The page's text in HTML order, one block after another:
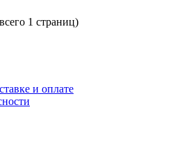
1 страниц)
и оплате